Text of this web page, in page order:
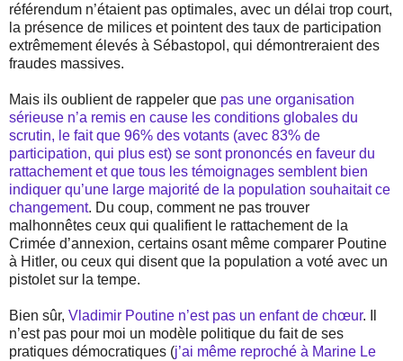
référendum n’étaient pas optimales, avec un délai trop court,
la présence de milices et pointent des taux de participation
extrêmement élevés à Sébastopol, qui démontreraient des
fraudes massives.
Mais ils oublient de rappeler que pas une organisation
sérieuse n’a remis en cause les conditions globales du
scrutin, le fait que 96% des votants (avec 83% de
participation, qui plus est) se sont prononcés en faveur du
rattachement et que tous les témoignages semblent bien
indiquer qu’une large majorité de la population souhaitait ce
changement. Du coup, comment ne pas trouver
malhonnêtes ceux qui qualifient le rattachement de la
Crimée d’annexion, certains osant même comparer Poutine
à Hitler, ou ceux qui disent que la population a voté avec un
pistolet sur la tempe.
Bien sûr, Vladimir Poutine n’est pas un enfant de chœur. Il
n’est pas pour moi un modèle politique du fait de ses
pratiques démocratiques (j’ai même reproché à Marine Le